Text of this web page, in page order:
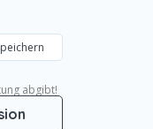
abgibt!